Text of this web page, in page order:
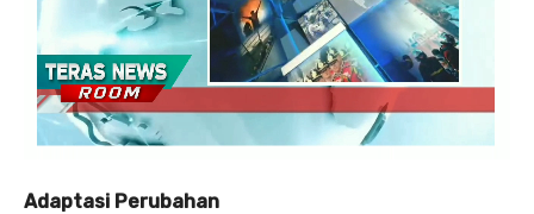
Adaptasi Perubahan